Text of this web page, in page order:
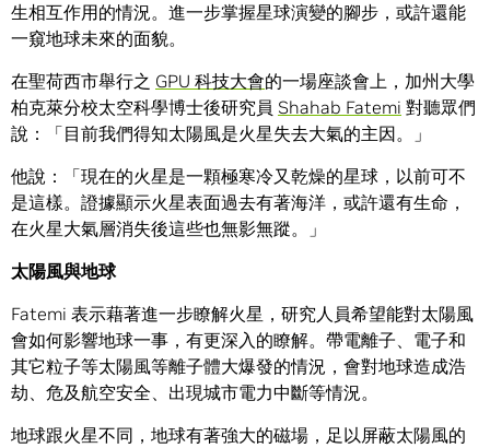
生相互作用的情況。進一步掌握星球演變的腳步，或許還能
一窺地球未來的面貌。
在聖荷西市舉行之 GPU 科技大會的一場座談會上，加州大學
柏克萊分校太空科學博士後研究員 Shahab Fatemi 對聽眾們
說：「目前我們得知太陽風是火星失去大氣的主因。」
他說：「現在的火星是一顆極寒冷又乾燥的星球，以前可不
是這樣。證據顯示火星表面過去有著海洋，或許還有生命，
在火星大氣層消失後這些也無影無蹤。」
太陽風與地球
Fatemi 表示藉著進一步瞭解火星，研究人員希望能對太陽風
會如何影響地球一事，有更深入的瞭解。帶電離子、電子和
其它粒子等太陽風等離子體大爆發的情況，會對地球造成浩
劫、危及航空安全、出現城市電力中斷等情況。
地球跟火星不同，地球有著強大的磁場，足以屏蔽太陽風的